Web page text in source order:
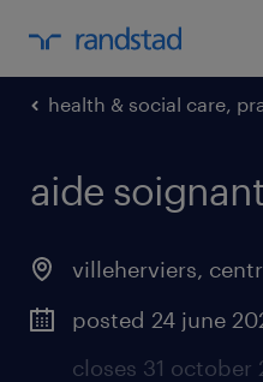
health & social care,
aide
villeherviers,
posted 24 june
closes 31 october